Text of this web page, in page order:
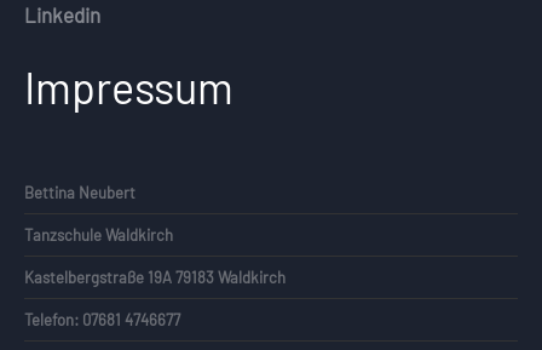
Linkedin
Impressum
Bettina Neubert
Tanzschule Waldkirch
Kastelbergstraße 19A 79183 Waldkirch
Telefon: 07681 4746677